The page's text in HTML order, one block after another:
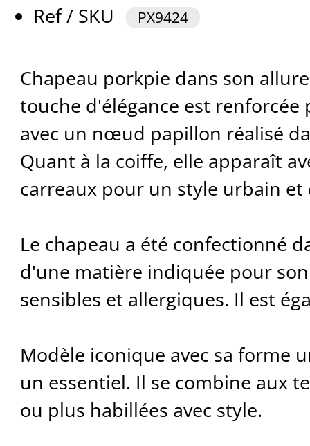
Ref / SKU
PX9424
Chapeau porkpie dans son
touche d'élégance est renforcée
avec un nœud papillon réalisé
Quant à la coiffe, elle apparaît
carreaux pour un style urbain
Le chapeau a été confectionné
d'une matière indiquée pour
sensibles et allergiques. Il est
Modèle iconique avec sa forme
un essentiel. Il se combine aux
ou plus habillées avec style.